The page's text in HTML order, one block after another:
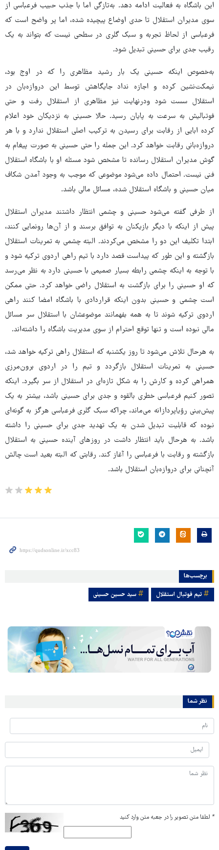
این باشگاه به فعالیت ادامه دهد. به‌تازگی اما با جذب حبیب فرعباسی از
سوی مدیران استقلال تا حدی اوضاع پیچیده شده، اما پر واضح است که
فرعباسی از لحاظ تجربه و سبک گلری در سطحی نیست که بتواند به یک
رقیب جدی برای حسینی تبدیل شود.
به‌خصوص اینکه حسینی یک بار رشید مظاهری را که در اوج بود،
نیمکت‌نشین کرده و اجازه نداد جایگاهش توسط این دروازه‌بان در
استقلال سست شود ودرنهایت نیز مظاهری از استقلال رفت و حتی
فوتبالیش به سرعت به پایان رسید. حالا حسینی به نزدیکان خود اعلام
کرده ابایی از رقابت برای رسیدن به ترکیب اصلی استقلال ندارد و با هر
دروازه‌بانی رقابت خواهد کرد. این جمله را حتی حسینی به صورت پیغام به
گوش مدیران استقلال رسانده تا مشخص شود مسئله او با باشگاه استقلال
فنی نیست. احتمال داده می‌شود موضوعی که موجب به وجود آمدن شکاف
میان حسینی و باشگاه استقلال شده، مسائل مالی باشد.
از طرفی گفته می‌شود حسینی و چشمی انتظار داشتند مدیران استقلال
پیش از اینکه با دیگر بازیکنان به توافق برسند و از آن‌ها رونمایی کنند،
ابتدا تکلیف این دو را مشخص می‌کردند. البته چشمی به تمرینات استقلال
بازگشته و این طور که پیداست قصد دارد با تیم راهی اردوی ترکیه شود و
با توجه به اینکه چشمی رابطه بسیار صمیمی با حسینی دارد به نظر می‌رسد
که او حسینی را برای بازگشت به استقلال راضی خواهد کرد. حتی ممکن
است چشمی و حسینی بدون اینکه قراردادی با باشگاه امضا کنند راهی
اردوی ترکیه شوند تا به همه بفهمانند موضوعشان با استقلال سر مسائل
مالی نبوده است و تنها توقع احترام از سوی مدیریت باشگاه را داشته‌اند.
به هرحال تلاش می‌شود تا روز یکشنبه که استقلال راهی ترکیه خواهد شد،
حسینی به تمرینات استقلال بازگردد و تیم را در اردوی برون‌مرزی
همراهی کرده و کارش را به شکل تازه‌ای در استقلال از سر بگیرد. اینکه
تصور کنیم فرعباسی خطری بالقوه و جدی برای حسینی باشد، بیشتر به یک
پیش‌بینی رؤیاپردازانه می‌ماند، چراکه سبک گلری فرعباسی هرگز به گونه‌ای
نبوده که قابلیت تبدیل شدن به یک تهدید جدی برای حسینی را داشته
باشد. به هرحال باید انتظار داشت در روزهای آینده حسینی به استقلال
بازگشته و رقابت با فرعباسی را آغاز کند. رقابتی که البته بعید است چالش
آنچنانی برای دروازه‌بان استقلال باشد.
برچسب‌ها
تیم فوتبال استقلال سید حسین حسینی
نظر شما
* لطفا متن تصویر را در جعبه متن وارد کنید